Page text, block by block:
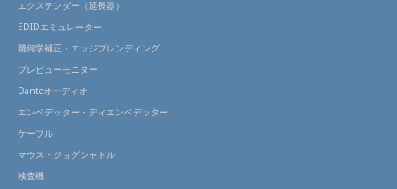
エクステンダー（延長器）
EDIDエミュレーター
幾何学補正・エッジブレンディング
プレビューモニター
Danteオーディオ
エンベデッター・ディエンベデッター
ケーブル
マウス・ジョグシャトル
検査機